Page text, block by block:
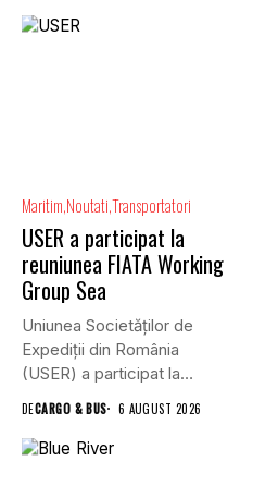
Maritim NoutatiTransportatori
USER a participat la
reuniunea FIATA Working
Group Sea
Uniunea Societăților de
Expediții din România
(USER) a participat la
DECARGO & BUS 6 AUGUST 2026